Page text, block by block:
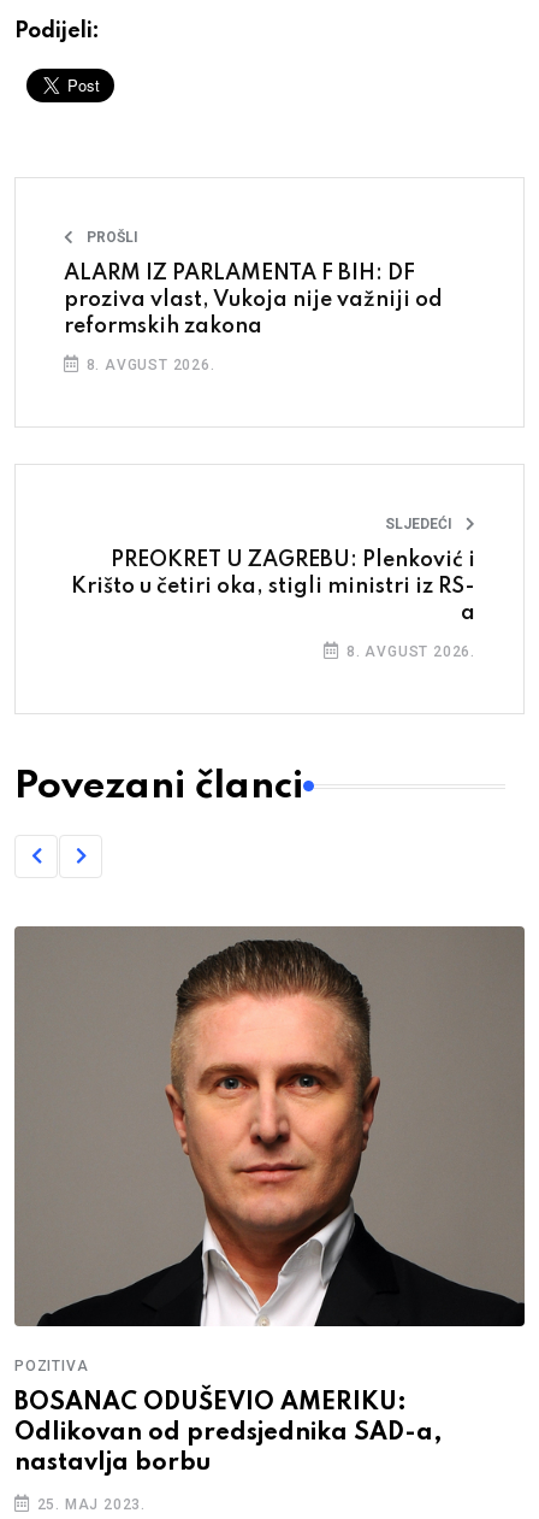
Podijeli:
PROŠLI
ALARM IZ PARLAMENTA F BIH: DF
proziva vlast, Vukoja nije važniji od
reformskih zakona
8. AVGUST 2026.
SLJEDEĆI
PREOKRET U ZAGREBU: Plenković i
Krišto u četiri oka, stigli ministri iz RS-
a
8. AVGUST 2026.
Povezani članci
POLITIKA
NAGRADA ZA MURPHYA: Predsjednik
SAD-a zadovoljan radom ambasadora u
BiH
10. JANUAR 2024.